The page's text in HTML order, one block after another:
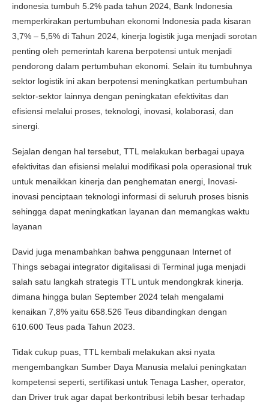
indonesia tumbuh 5.2% pada tahun 2024, Bank Indonesia
memperkirakan pertumbuhan ekonomi Indonesia pada kisaran
3,7% – 5,5% di Tahun 2024, kinerja logistik juga menjadi sorotan
penting oleh pemerintah karena berpotensi untuk menjadi
pendorong dalam pertumbuhan ekonomi. Selain itu tumbuhnya
sektor logistik ini akan berpotensi meningkatkan pertumbuhan
sektor-sektor lainnya dengan peningkatan efektivitas dan
efisiensi melalui proses, teknologi, inovasi, kolaborasi, dan
sinergi.
Sejalan dengan hal tersebut, TTL melakukan berbagai upaya
efektivitas dan efisiensi melalui modifikasi pola operasional truk
untuk menaikkan kinerja dan penghematan energi, Inovasi-
inovasi penciptaan teknologi informasi di seluruh proses bisnis
sehingga dapat meningkatkan layanan dan memangkas waktu
layanan
David juga menambahkan bahwa penggunaan Internet of
Things sebagai integrator digitalisasi di Terminal juga menjadi
salah satu langkah strategis TTL untuk mendongkrak kinerja.
dimana hingga bulan September 2024 telah mengalami
kenaikan 7,8% yaitu 658.526 Teus dibandingkan dengan
610.600 Teus pada Tahun 2023.
Tidak cukup puas, TTL kembali melakukan aksi nyata
mengembangkan Sumber Daya Manusia melalui peningkatan
kompetensi seperti, sertifikasi untuk Tenaga Lasher, operator,
dan Driver truk agar dapat berkontribusi lebih besar terhadap